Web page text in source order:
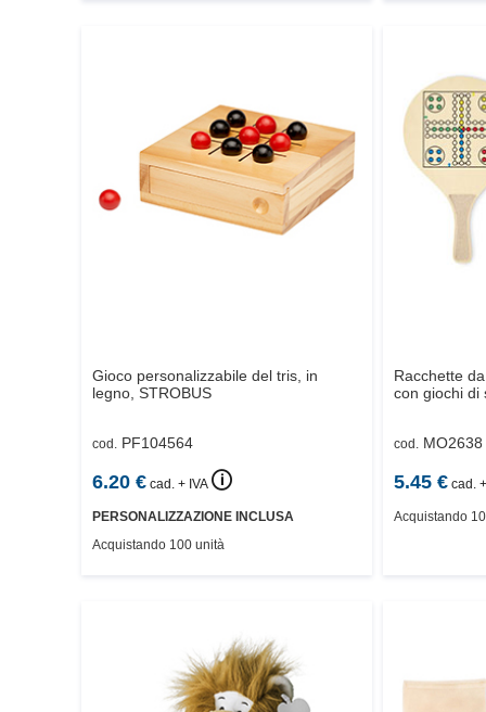
Gioco personalizzabile del tris, in
legno, STROBUS
cod. PF104564
6.20 € cad. + IVA 🛈
PERSONALIZZAZIONE INCLUSA
Acquistando 100 unità
Racchette
con giochi di
cod. MO2638
5.45€ cad.
Acquistando